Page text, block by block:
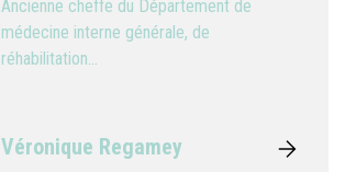
Ancienne cheffe du Département de
médecine interne générale, de
réhabilitation...
Véronique Regamey